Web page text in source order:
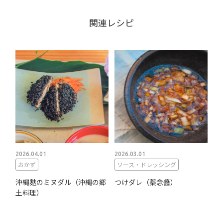
関連レシピ
2026.04.01
おかず
沖縄麩のミヌダル（沖縄の郷
土料理）
2026.03.01
ソース・ドレッシング
つけダレ（薬念醬）